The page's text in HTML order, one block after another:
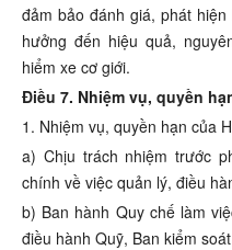
đảm bảo đánh giá, phát
hưởng đến hiệu quả,
hiểm xe cơ giới.
Điều 7. Nhiệm vụ, quyền
1. Nhiệm vụ, quyền hạn của
a) Chịu trách nhiệm trước
chính về việc quản lý, điều
b) Ban hành Quy chế làm
điều hành Quỹ, Ban kiểm